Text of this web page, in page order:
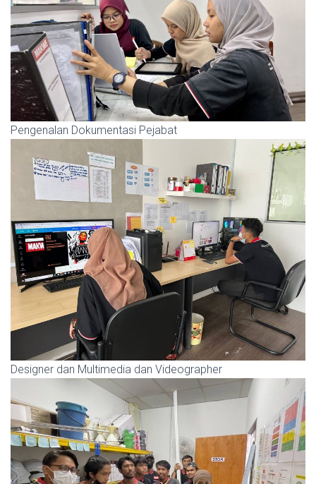
Pengenalan Dokumentasi Pejabat
Designer dan Multimedia dan Videographer